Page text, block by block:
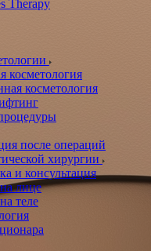
Therapy
косметология
косметология
после операций
хирургии
и консультация
лице
теле